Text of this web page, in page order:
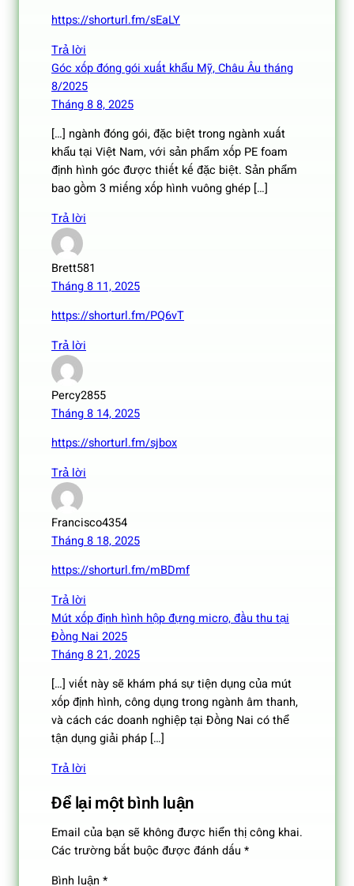
https://shorturl.fm/sEaLY
Trả lời
Góc xốp đóng gói xuất khẩu Mỹ, Châu Âu tháng
8/2025
Tháng 8 8, 2025
[…] ngành đóng gói, đặc biệt trong ngành xuất
khẩu tại Việt Nam, với sản phẩm xốp PE foam
định hình góc được thiết kế đặc biệt. Sản phẩm
bao gồm 3 miếng xốp hình vuông ghép […]
Trả lời
Brett581
Tháng 8 11, 2025
https://shorturl.fm/PQ6vT
Trả lời
Percy2855
Tháng 8 14, 2025
https://shorturl.fm/sjbox
Trả lời
Francisco4354
Tháng 8 18, 2025
https://shorturl.fm/mBDmf
Trả lời
Mút xốp định hình hộp đựng micro, đầu thu tại
Đồng Nai 2025
Tháng 8 21, 2025
[…] viết này sẽ khám phá sự tiện dụng của mút
xốp định hình, công dụng trong ngành âm thanh,
và cách các doanh nghiệp tại Đồng Nai có thể
tận dụng giải pháp […]
Trả lời
Để lại một bình luận
Email của bạn sẽ không được hiển thị công khai.
Các trường bắt buộc được đánh dấu *
Bình luận *